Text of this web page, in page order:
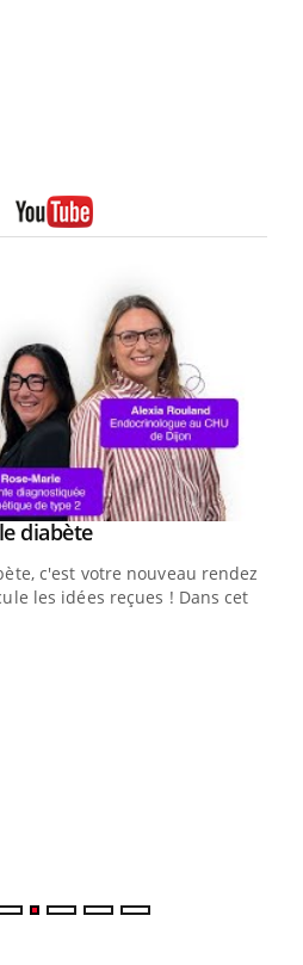
diabèteYoutube
c'est votre nouveau rendez-
les idées reçues ! Dans cet